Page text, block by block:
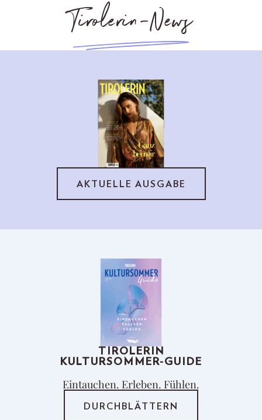
Tirolerin-News
AKTUELLE AUSGABE
TIROLERIN
KULTURSOMMER-GUIDE
Eintauchen. Erleben. Fühlen.
DURCHBLÄTTERN